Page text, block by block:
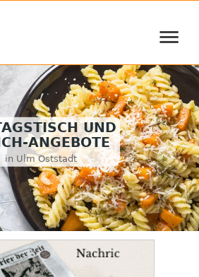
≡
UND
ANGEBOTE
in Ulm Oststadt